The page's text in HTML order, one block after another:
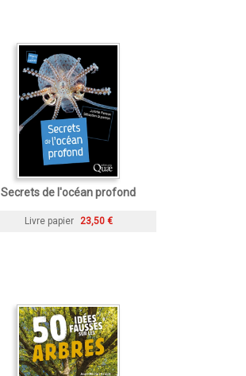
Secrets de l'océan profond
Livre papier 23,50 €